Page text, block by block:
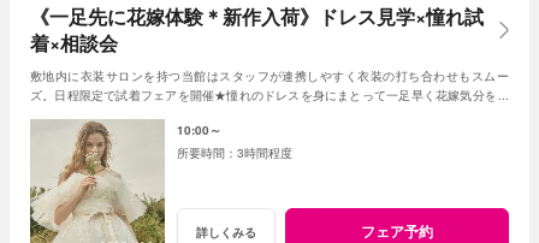
《一足先に花嫁体験＊新作入荷》ドレス見学×憧れ試
着×相談会
敷地内に衣装サロンを持つ当館はスタッフが連携しやすく衣装の打ち合わせもスムー
ズ。日程限定で試着フェアを開催★憧れのドレスを身にまとって一足早く花嫁気分を体
10:00～
3時間程度
詳しくみる フェア予約